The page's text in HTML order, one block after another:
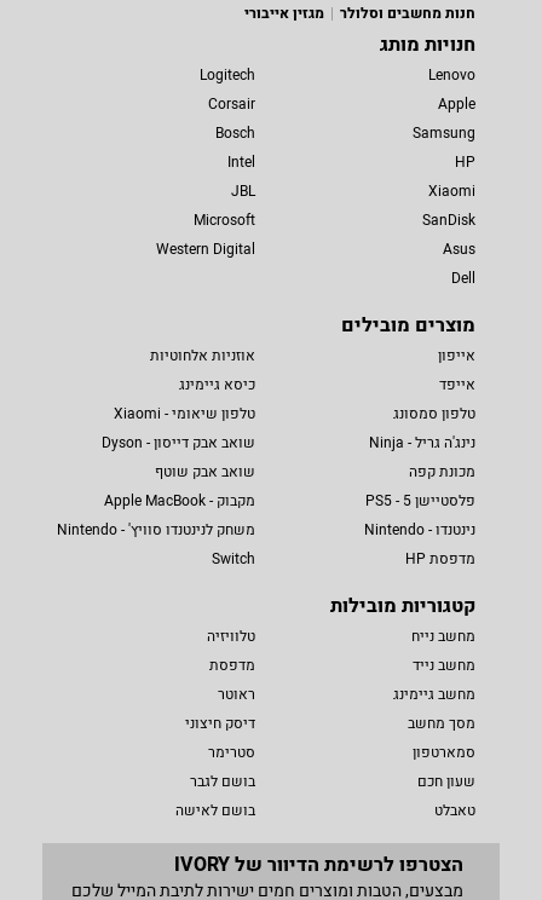
חנות מחשבים וסלולר
מגזין אייבורי
חנויות מותג
Lenovo
Apple
Samsung
HP
Xiaomi
SanDisk
Asus
Dell
Logitech
Corsair
Bosch
Intel
JBL
Microsoft
Western Digital
מוצרים מובילים
אייפון
אייפד
טלפון סמסונג
נינג'ה גריל - Ninja
מכונת קפה
פלסטיישן 5 - PS5
נינטנדו - Nintendo
מדפסת HP
אוזניות אלחוטיות
כיסא גיימינג
טלפון שיאומי - Xiaomi
שואב אבק דייסון - Dyson
שואב אבק שוטף
מקבוק - Apple MacBook
משחק לנינטנדו סוויץ' - Nintendo
Switch
קטגוריות מובילות
מחשב נייח
מחשב נייד
מחשב גיימינג
מסך מחשב
סמארטפון
שעון חכם
טאבלט
טלוויזיה
מדפסת
ראוטר
דיסק חיצוני
סטרימר
בושם לגבר
בושם לאישה
הצטרפו לרשימת הדיוור של IVORY
מבצעים, הטבות ומוצרים חמים ישירות לתיבת המייל שלכם